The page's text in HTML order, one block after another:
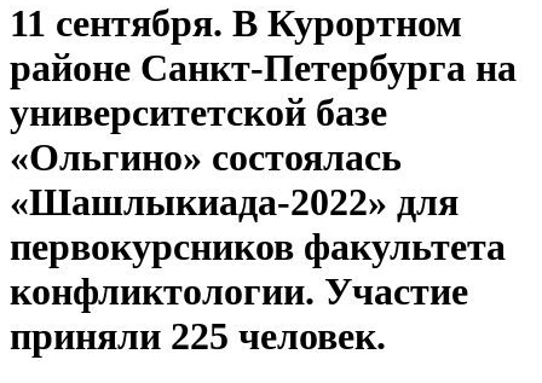
11 сентября. В Курортном
районе Санкт-Петербурга на
университетской базе
«Ольгино» состоялась
«Шашлыкиада-2022» для
первокурсников факультета
конфликтологии. Участие
приняли 225 человек.